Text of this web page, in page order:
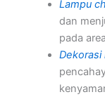
Lampu
dan
pada
Dekorasi